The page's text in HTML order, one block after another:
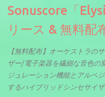
Sonuscore「
リース & 無料配
【無料配布】オーケストラの
ザー/電子楽器を繊細な音色の
ジュレーション機能とアルペ
するハイブリッドシンセサイ